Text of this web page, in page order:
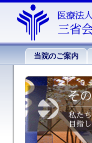
当院のご案内